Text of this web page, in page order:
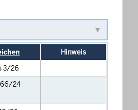
Hinweis
3/26
24